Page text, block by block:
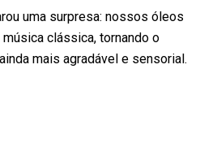
uma surpresa: nossos óleos
clássica, tornando o
mais agradável e sensorial.